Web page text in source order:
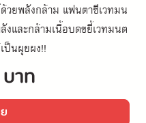
วยพลังกล้าม แฟนตาซีเวทมน
และกล้ามเนื้อบดขยี้เวทมนต
ป็นผุยผง!!
าท